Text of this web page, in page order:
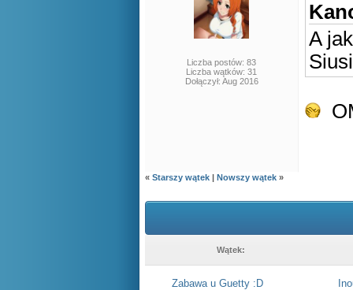
Liczba postów: 83
Liczba wątków: 31
Dołączył: Aug 2016
A
« Starszy wątek | Nowszy wątek »
Wątek:
Zabawa u Guetty :D